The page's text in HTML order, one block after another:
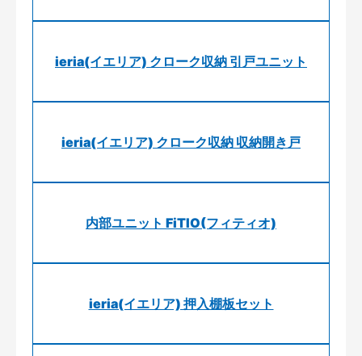
ieria(イエリア) クローク収納 引戸ユニット
ieria(イエリア) クローク収納 収納開き戸
内部ユニット FiTIO(フィティオ)
ieria(イエリア) 押入棚板セット